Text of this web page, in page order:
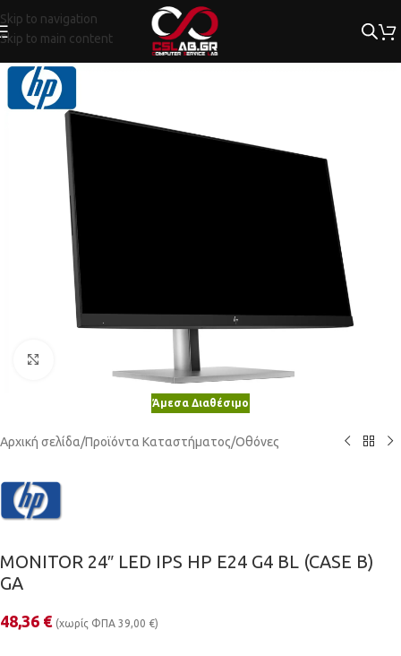
Skip to navigation
Skip to main content
Άμεσα Διαθέσιμο
Αρχική σελίδα/Προϊόντα Καταστήματος/Οθόνες
MONITOR 24″ LED IPS HP E24 G4 BL (CASE B)
GA
48,36 € (χωρίς ΦΠΑ 39,00 €)